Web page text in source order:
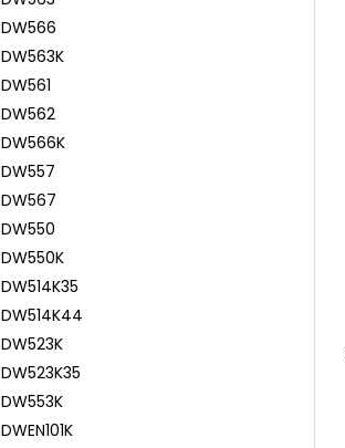
DW566
DW563K
DW561
DW562
DW566K
DW557
DW567
DW550
DW550K
DW514K35
DW514K44
DW523K
DW523K35
DW553K
DWEN101K